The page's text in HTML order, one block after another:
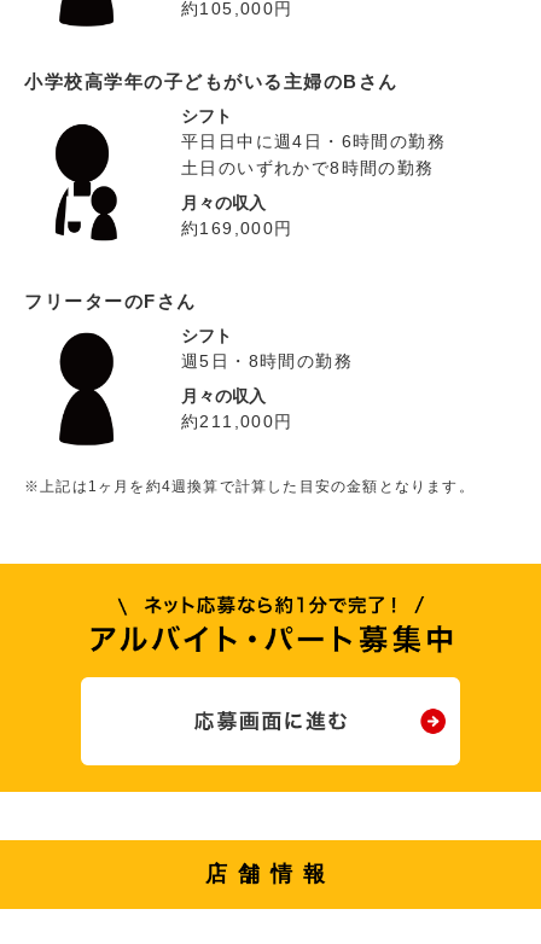
約105,000円
小学校高学年の子どもがいる主婦のBさん
シフト
平日日中に週4日・6時間の勤務
土日のいずれかで8時間の勤務
月々の収入
約169,000円
フリーターのFさん
シフト
週5日・8時間の勤務
月々の収入
約211,000円
※上記は1ヶ月を約4週換算で計算した目安の金額となります。
店舗情報